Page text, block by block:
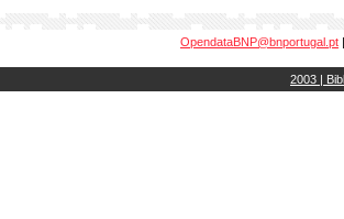
OpendataBNP@bnportugal.pt
2003 |